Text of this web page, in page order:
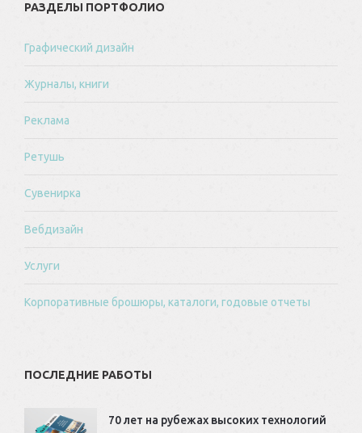
РАЗДЕЛЫ ПОРТФОЛИО
Графический дизайн
Журналы, книги
Реклама
Ретушь
Сувенирка
Вебдизайн
Услуги
Корпоративные брошюры, каталоги, годовые отчеты
ПОСЛЕДНИЕ РАБОТЫ
70 лет на рубежах высоких технологий